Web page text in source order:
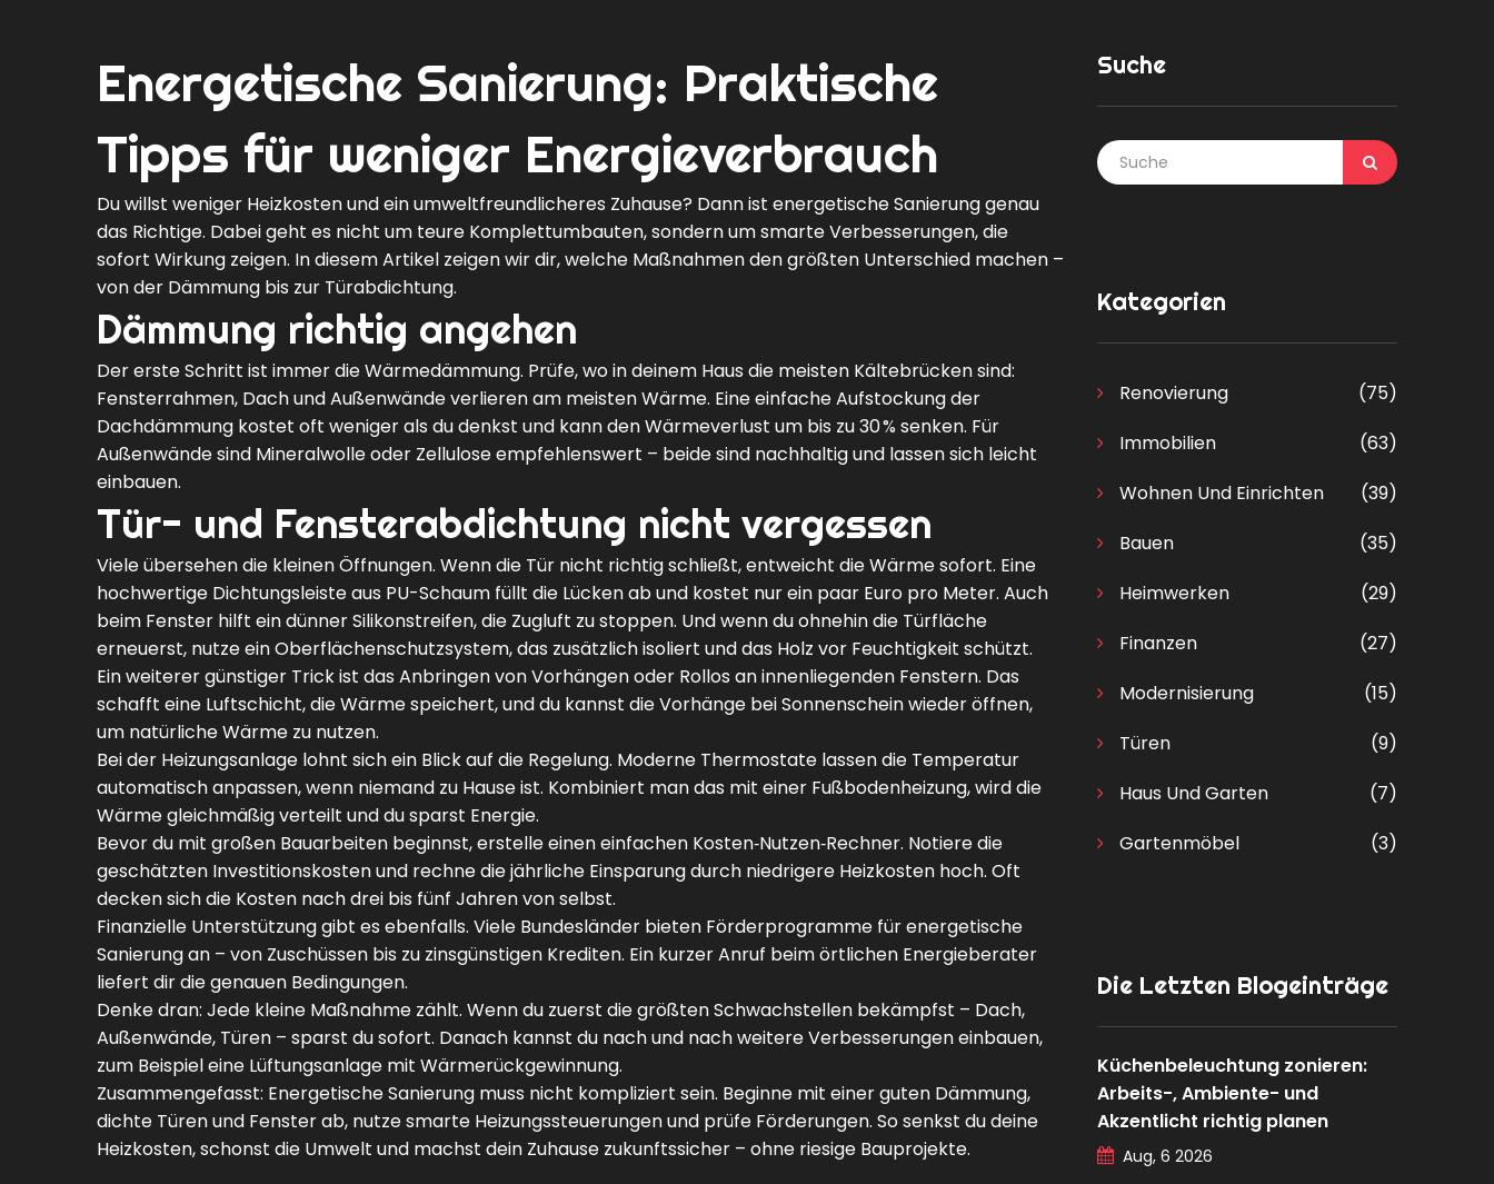
Energetische Sanierung: Praktische
Tipps für weniger Energieverbrauch
Du willst weniger Heizkosten und ein umweltfreundlicheres Zuhause? Dann ist energetische Sanierung genau
das Richtige. Dabei geht es nicht um teure Komplettumbauten, sondern um smarte Verbesserungen, die
sofort Wirkung zeigen. In diesem Artikel zeigen wir dir, welche Maßnahmen den größten Unterschied machen –
von der Dämmung bis zur Türabdichtung.
Dämmung richtig angehen
Der erste Schritt ist immer die Wärmedämmung. Prüfe, wo in deinem Haus die meisten Kältebrücken sind:
Fensterrahmen, Dach und Außenwände verlieren am meisten Wärme. Eine einfache Aufstockung der
Dachdämmung kostet oft weniger als du denkst und kann den Wärmeverlust um bis zu 30 % senken. Für
Außenwände sind Mineralwolle oder Zellulose empfehlenswert – beide sind nachhaltig und lassen sich leicht
einbauen.
Tür- und Fensterabdichtung nicht vergessen
Viele übersehen die kleinen Öffnungen. Wenn die Tür nicht richtig schließt, entweicht die Wärme sofort. Eine
hochwertige Dichtungsleiste aus PU-Schaum füllt die Lücken ab und kostet nur ein paar Euro pro Meter. Auch
beim Fenster hilft ein dünner Silikonstreifen, die Zugluft zu stoppen. Und wenn du ohnehin die Türfläche
erneuerst, nutze ein Oberflächenschutzsystem, das zusätzlich isoliert und das Holz vor Feuchtigkeit schützt.
Ein weiterer günstiger Trick ist das Anbringen von Vorhängen oder Rollos an innenliegenden Fenstern. Das
schafft eine Luftschicht, die Wärme speichert, und du kannst die Vorhänge bei Sonnenschein wieder öffnen,
um natürliche Wärme zu nutzen.
Bei der Heizungsanlage lohnt sich ein Blick auf die Regelung. Moderne Thermostate lassen die Temperatur
automatisch anpassen, wenn niemand zu Hause ist. Kombiniert man das mit einer Fußbodenheizung, wird die
Wärme gleichmäßig verteilt und du sparst Energie.
Bevor du mit großen Bauarbeiten beginnst, erstelle einen einfachen Kosten‑Nutzen‑Rechner. Notiere die
geschätzten Investitionskosten und rechne die jährliche Einsparung durch niedrigere Heizkosten hoch. Oft
decken sich die Kosten nach drei bis fünf Jahren von selbst.
Finanzielle Unterstützung gibt es ebenfalls. Viele Bundesländer bieten Förderprogramme für energetische
Sanierung an – von Zuschüssen bis zu zinsgünstigen Krediten. Ein kurzer Anruf beim örtlichen Energieberater
liefert dir die genauen Bedingungen.
Denke dran: Jede kleine Maßnahme zählt. Wenn du zuerst die größten Schwachstellen bekämpfst – Dach,
Außenwände, Türen – sparst du sofort. Danach kannst du nach und nach weitere Verbesserungen einbauen,
zum Beispiel eine Lüftungsanlage mit Wärmerückgewinnung.
Zusammengefasst: Energetische Sanierung muss nicht kompliziert sein. Beginne mit einer guten Dämmung,
dichte Türen und Fenster ab, nutze smarte Heizungssteuerungen und prüfe Förderungen. So senkst du deine
Heizkosten, schonst die Umwelt und machst dein Zuhause zukunftssicher – ohne riesige Bauprojekte.
Suche
Kategorien
Renovierung
(75)
Immobilien
(63)
Wohnen Und Einrichten
(39)
Bauen
(35)
Heimwerken
(29)
Finanzen
(27)
Modernisierung
(15)
Türen
(9)
Haus Und Garten
(7)
Gartenmöbel
(3)
Die Letzten Blogeinträge
Küchenbeleuchtung zonieren:
Arbeits-, Ambiente- und
Akzentlicht richtig planen
Aug, 6 2026